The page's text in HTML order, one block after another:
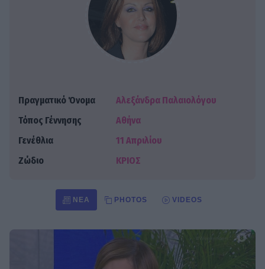
Πραγματικό Όνομα
Αλεξάνδρα Παλαιολόγου
Τόπος Γέννησης
Αθήνα
Γενέθλια
11 Απριλίου
Ζώδιο
ΚΡΙΟΣ
ΝΈΑ PHOTOS VIDEOS